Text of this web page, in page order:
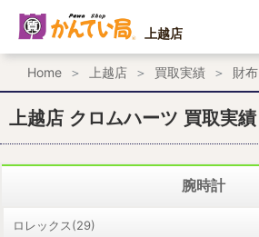
ス
ッ
上越店
Home 上越店 買取実績 財布
上越店 クロムハーツ 買取実績
腕時計
ロレックス(29)